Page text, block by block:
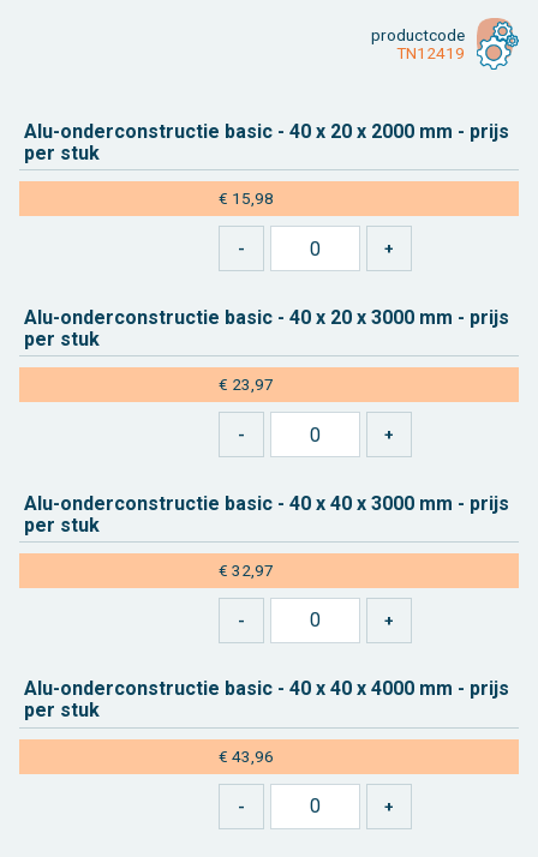
product­code
TN12419
Alu-on­der­con­struc­tie basic - 40 x 20 x 2000 mm - prijs
per stuk
€ 15,98
Alu-on­der­con­struc­tie basic - 40 x 20 x 3000 mm - prijs
per stuk
€ 23,97
Alu-on­der­con­struc­tie basic - 40 x 40 x 3000 mm - prijs
per stuk
€ 32,97
Alu-on­der­con­struc­tie basic - 40 x 40 x 4000 mm - prijs
per stuk
€ 43,96